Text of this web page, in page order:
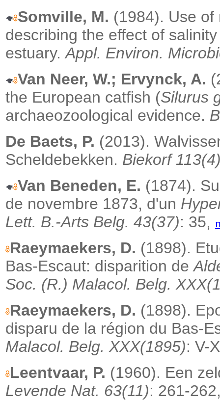
Somville, M. (1984). Use
describing the effect of
estuary.Appl. Environ.
Van Neer, W.; Ervynck, A.
the European catfish (Silurus
archaeozoological evidence.
De Baets, P. (2013).
Scheldebekken. Biekorf
Van Beneden, E. (1874).
de novembre 1873, d'un
Lett. B.-Arts Belg. 43(37): 35,
Raeymaekers, D. (1898).
Bas-Escaut: disparition de
Soc. (R.) Malacol. Belg.
Raeymaekers, D. (1898).
disparu de la région du Bas-
Malacol. Belg. XXX(1895): V-
Leentvaar, P. (1960). Een
Levende Nat. 63(11): 261-